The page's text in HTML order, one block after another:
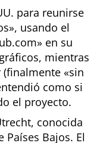
para reunirse
, usando el
en su
mientras
(finalmente
sin
como si
el proyecto.
conocida
Bajos. El